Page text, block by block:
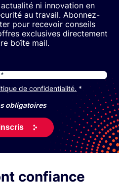
ni innovation en
au travail. Abonnez-
pour recevoir conseils
exclusives directement
boîte mail.
RGPDde confidentialité. *
obligatoires
confiance